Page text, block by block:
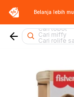
Belanja lebih
Cari thomas
Cari tobot
Cari miffy
Cari rolife
Cari hot
Cari gel
Cari batman
Cari mobil
Cari
Cari lego